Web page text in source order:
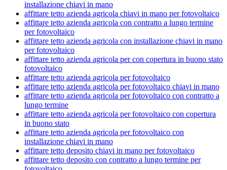
installazione chiavi in mano
affittare tetto azienda agricola chiavi in mano per fotovoltaico
affittare tetto azienda agricola con contratto a lungo termine
per fotovoltaico
affittare tetto azienda agricola con installazione chiavi in mano
per fotovoltaico
affittare tetto azienda agricola per con copertura in buono stato
fotovoltaico
affittare tetto azienda agricola per fotovoltaico
affittare tetto azienda agricola per fotovoltaico chiavi in mano
affittare tetto azienda agricola per fotovoltaico con contratto a
lungo termine
affittare tetto azienda agricola per fotovoltaico con copertura
in buono stato
affittare tetto azienda agricola per fotovoltaico con
installazione chiavi in mano
affittare tetto deposito chiavi in mano per fotovoltaico
affittare tetto deposito con contratto a lungo termine per